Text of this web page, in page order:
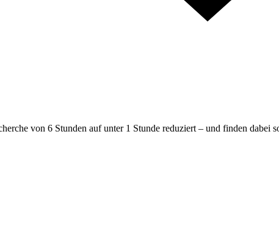
von 6 Stunden auf unter 1 Stunde reduziert – und finden dabei